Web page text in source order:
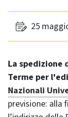
25
La spedizione
Terme per
Nazionali
previsione: alla